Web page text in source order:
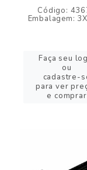
Código:
Embalagem:
Faça seu
ou
cadastre-
para ver
e comprar